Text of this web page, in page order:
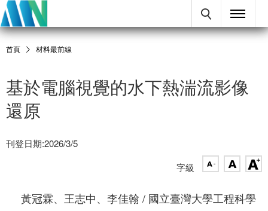
首頁 材料最前線
基於電腦視覺的水下熱湍流影像
還原
刊登日期:2026/3/5
字級
黃冠霖、王志中、李佳翰 / 國立臺灣大學工程科學